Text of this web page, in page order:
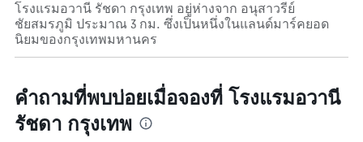
โรงแรมอวานี รัชดา กรุงเทพ อยู่ห่างจาก อนุสาวรีย์
ชัยสมรภูมิ ประมาณ 3 กม. ซึ่งเป็นหนึ่งในแลนด์มาร์คยอด
นิยมของกรุงเทพมหานคร
คำถามที่พบบ่อยเมื่อจองที่ โรงแรมอวานี
รัชดา กรุงเทพ